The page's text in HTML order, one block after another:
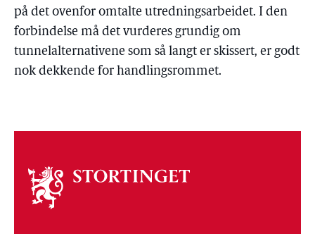
på det ovenfor omtalte utredningsarbeidet. I den
forbindelse må det vurderes grundig om
tunnelalternativene som så langt er skissert, er godt
nok dekkende for handlingsrommet.
Om
stortinget